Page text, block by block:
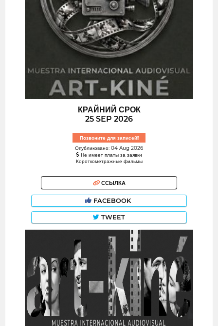
КРАЙНИЙ СРОК
25 SEP 2026
Позвоните для записей!
Опубликовано: 04 Aug 2026
Не имеет платы за заявки
Короткометражные фильмы
ССЫЛКА
FACEBOOK
TWEET